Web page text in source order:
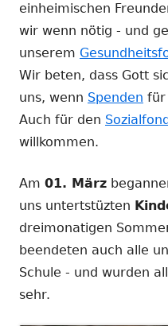
einheimischen
wir wenn nötig - und
unserem
Wir beten, dass Gott
uns, wenn Spenden für
Auch für den
willkommen.
Am 01. März
uns untertstüzten
dreimonatigen
beendeten auch alle
Schule - und wurden
sehr.